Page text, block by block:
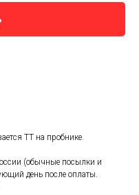
ТТ на пробнике.
(обычные посылки и
день после оплаты.